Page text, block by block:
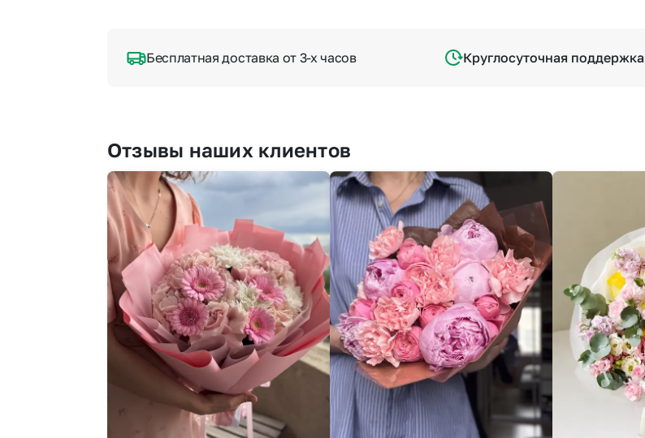
Бесплатная доставка от 3-х часов Круглосуточная поддержка
Отзывы наших клиентов